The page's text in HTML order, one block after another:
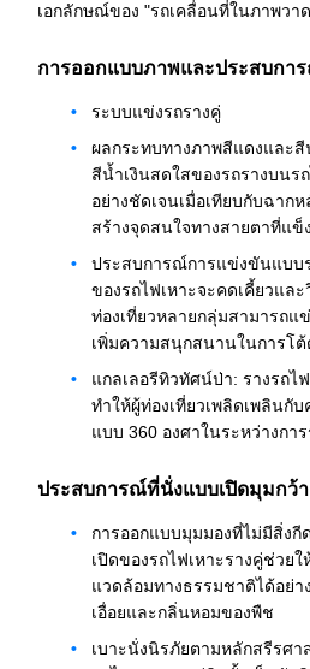
เอกลักษณ์ของ "รถเคลื่อนที่ในภาพว
การออกแบบภาพและประสบกา
ระบบแข่งรถรางคู่
ผลกระทบทางภาพสีแดงและ
สีน้ำเงินสดใสของรถรางบนร
อย่างชัดเจนเมื่อเทียบกับฉาก
สร้างจุดสนใจทางสายตาที่แข็
ประสบการณ์การแข่งขันแบบ
ของรถไฟเหาะจะคดเคี้ยวแล
ท่องเที่ยวหลายกลุ่มสามารถ
เพิ่มความสนุกสนานในการโต้
แกลเลอรีทิวทัศน์ป่า: รางรถไ
ทำให้ผู้ท่องเที่ยวเพลิดเพลินกั
แบบ 360 องศาในระหว่างกา
ประสบการณ์ที่นั่งแบบเปิดมุมกว้า
การออกแบบมุมมองที่ไม่มีสิ่งกี
เปิดของรถไฟเหาะรางคู่ช่วย
แวดล้อมทางธรรมชาติได้อย่
เอื่อยและกลิ่นหอมของพืช
เบาะนั่งนิรภัยตามหลักสรีรศา